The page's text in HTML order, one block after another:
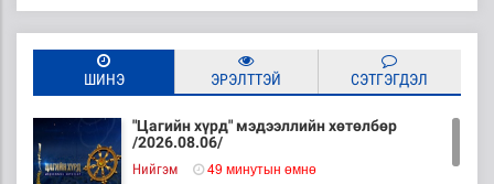
ШИНЭ ЭРЭЛТТЭЙ СЭТГЭГДЭЛ
"Цагийн хүрд" мэдээллийн хөтөлбөр
/2026.08.06/
Нийгэм 49 минутын өмнө